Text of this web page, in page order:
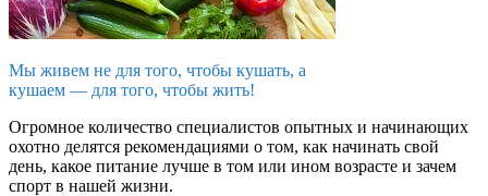
Мы живем не для того, чтобы кушать, а
кушаем — для того, чтобы жить!
Огромное количество специалистов опытных и начинающих
охотно делятся рекомендациями о том, как начинать свой
день, какое питание лучше в том или ином возрасте и зачем
спорт в нашей жизни.